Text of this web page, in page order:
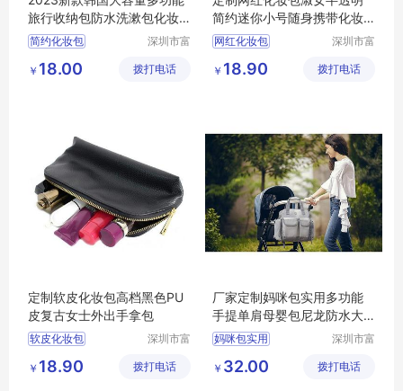
旅行收纳包防水洗漱包化妆
包
简约化妆包
深圳市富
限公司
￥ 18.00 拨打电话
简约迷你小号随身携带化妆
包韩版洗漱包收纳包
网红化妆包
深圳市富
限公司
￥ 18.90 拨打电话
定制软皮化妆包高档黑色PU
皮复古女士外出手拿包
软皮化妆包
深圳市富
限公司
￥ 18.90 拨打电话
厂家定制妈咪包实用多功能
手提单肩母婴包尼龙防水大
容量外出妈妈包
妈咪包实用
深圳市富
限公司
￥ 32.00 拨打电话